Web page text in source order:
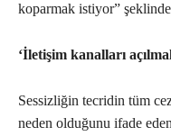
koparmak istiyor”
‘İletişim kanalları
Sessizliğin tecridin tüm
neden olduğunu ifade